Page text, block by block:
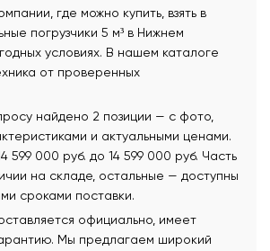
где можно купить, взять в
погрузчики 5 м³ в Нижнем
условиях. В нашем каталоге
от проверенных
найдено 2 позиции — с фото,
и актуальными ценами.
599 000 руб. до 14 599 000 руб. Часть
на складе, остальные — доступны
сроками поставки.
официально, имеет
Мы предлагаем широкий